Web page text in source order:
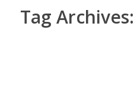
Tag Archives: